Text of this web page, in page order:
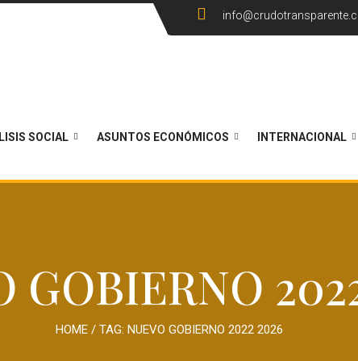
SOCIAL ASUNTOS ECONÓMICOS INTERNACIONAL
GOBIERNO
HOME / TAG: NUEVO GOBIERNO 2022 2026